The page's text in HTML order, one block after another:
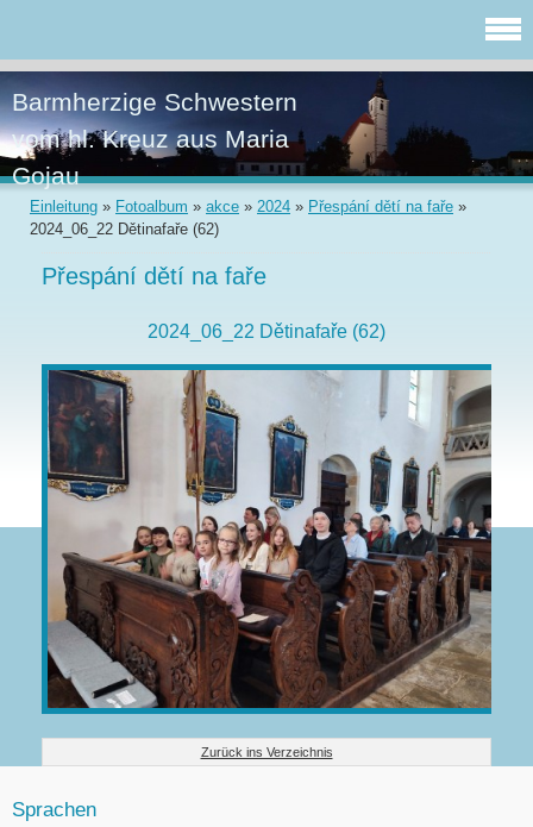
Barmherzige Schwestern
vom hl. Kreuz aus Maria
Gojau
Einleitung » Fotoalbum » akce » 2024 » Přespání dětí na faře »
2024_06_22 Dětinafaře (62)
Přespání dětí na faře
2024_06_22 Dětinafaře (62)
Zurück ins Verzeichnis
Sprachen